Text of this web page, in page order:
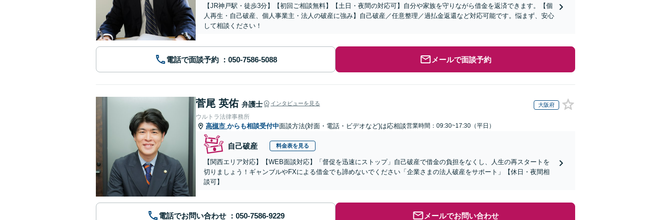
【JR神戸駅・徒歩3分】【初回ご相談無料】【土日・夜間の対応可】自分や家族を守りながら借金を返済できます。【個
人再生・自己破産、個人事業主・法人の破産に強み】自己破産／任意整理／過払金返還など対応可能です。悩まず、安心
して相談ください！
電話で面談予約 メールで面談予約
菅尾 英佑 弁護士 インタビューを見る 大阪府
ウルトラ法律事務所
高槻市 からも相談受付中面談方法(対面・電話・ビデオなど)は応相談営業時間：09:30~17:30（平日）
自己破産 料金表を見る
【関西エリア対応】【WEB面談対応】「督促を迅速にストップ」自己破産で借金の負担をなくし、人生の再スタートを
切りましょう！ギャンブルやFXによる借金でも諦めないでください「企業さまの法人破産をサポート」【休日・夜間相
談可】
電話でお問い合わせ メールでお問い合わせ